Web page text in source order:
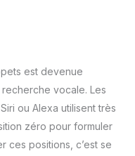
est devenue
vocale. Les
ou Alexa utilisent très
zéro pour formuler
ces positions, c’est se